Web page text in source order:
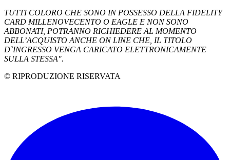
TUTTI COLORO CHE SONO IN POSSESSO DELLA FIDELITY
CARD MILLENOVECENTO O EAGLE E NON SONO
ABBONATI, POTRANNO RICHIEDERE AL MOMENTO
DELL’ACQUISTO ANCHE ON LINE CHE, IL TITOLO
D`INGRESSO VENGA CARICATO ELETTRONICAMENTE
SULLA STESSA".
© RIPRODUZIONE RISERVATA